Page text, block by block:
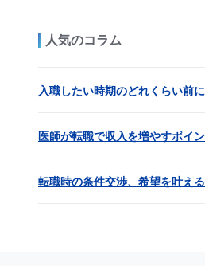
人気のコラム
入職したい時期のどれくらい前
医師が転職で収入を増やすポイ
転職時の条件交渉、希望を叶え